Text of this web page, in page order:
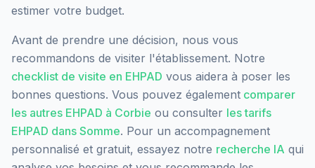
estimer votre budget.
Avant de prendre une décision, nous vous
recommandons de visiter l'établissement. Notre
checklist de visite en EHPAD vous aidera à poser les
bonnes questions. Vous pouvez également comparer
les autres EHPAD à Corbie ou consulter les tarifs
EHPAD dans Somme. Pour un accompagnement
personnalisé et gratuit, essayez notre recherche IA qui